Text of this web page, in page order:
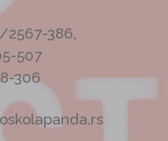
386,
507
306